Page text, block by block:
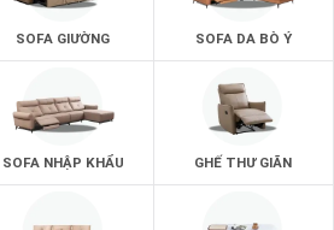
khẩu phòng khách mang đến những
thủy phòng khách.
giá trị tốt nhất cho căn phòng khách
ngoài.
SOFA GIƯỜNG SOFA DA BÒ Ý
SOFA NHẬP KHẨU GHẾ THƯ GIÃN